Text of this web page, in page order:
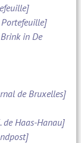
Portefeuille]
in De
de Bruxelles]
de Haas-Hanau]